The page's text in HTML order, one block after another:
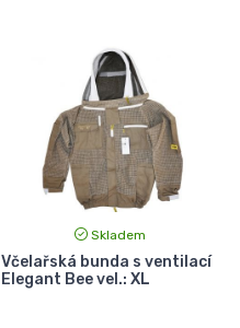
Skladem
Včelařská bunda s ventilací
Elegant Bee vel.: XL